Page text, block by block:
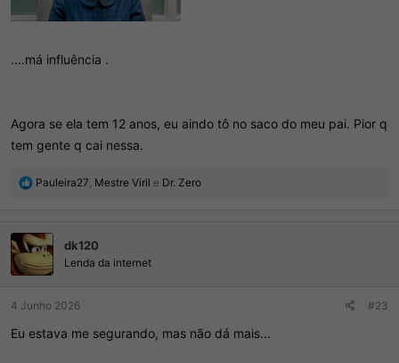
....má influência .
Agora se ela tem 12 anos, eu aindo tô no saco do meu pai. Pior q
tem gente q cai nessa.
R
ç
õ
s
Pauleira27, Mestre Viril e Dr. Zero
dk120
Lenda da internet
4 Junho 2026 #23
Eu estava me segurando, mas não dá mais...